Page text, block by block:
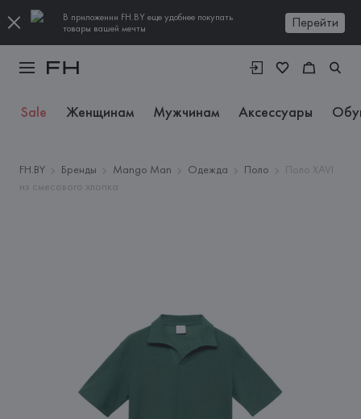
В приложении FH.BY еще удобнее покупать
товары вашей мечты
Перейти
Sale Женщинам Мужчинам Аксессуары
FH.BY Бренды Mango Man Одежда Поло
Поло XAVI
из смесового хлопка